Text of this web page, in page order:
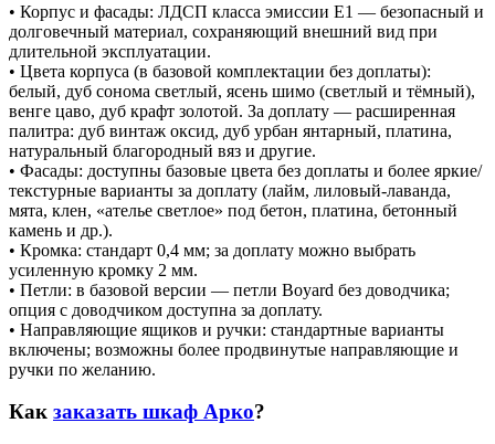
• Корпус и фасады: ЛДСП класса эмиссии Е1 — безопасный и
долговечный материал, сохраняющий внешний вид при
длительной эксплуатации.
• Цвета корпуса (в базовой комплектации без доплаты):
белый, дуб сонома светлый, ясень шимо (светлый и тёмный),
венге цаво, дуб крафт золотой. За доплату — расширенная
палитра: дуб винтаж оксид, дуб урбан янтарный, платина,
натуральный благородный вяз и другие.
• Фасады: доступны базовые цвета без доплаты и более яркие/
текстурные варианты за доплату (лайм, лиловый‑лаванда,
мята, клен, «ателье светлое» под бетон, платина, бетонный
камень и др.).
• Кромка: стандарт 0,4 мм; за доплату можно выбрать
усиленную кромку 2 мм.
• Петли: в базовой версии — петли Boyard без доводчика;
опция с доводчиком доступна за доплату.
• Направляющие ящиков и ручки: стандартные варианты
включены; возможны более продвинутые направляющие и
ручки по желанию.
Как заказать шкаф Арко?